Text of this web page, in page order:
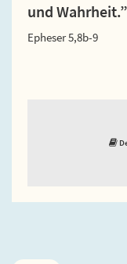
und Wahrheit.”
Epheser 5,8b-9